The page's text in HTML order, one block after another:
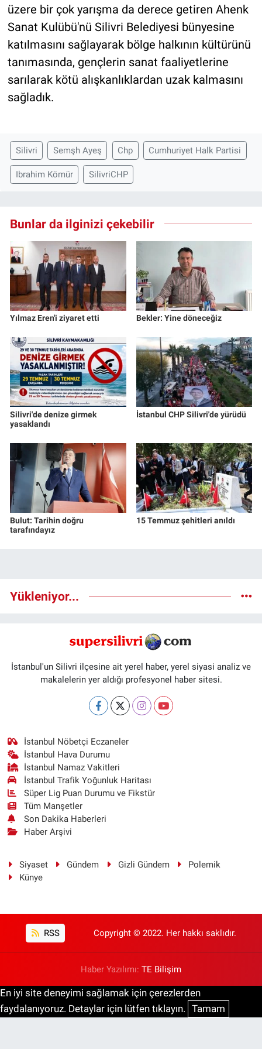
üzere bir çok yarışma da derece getiren Ahenk
Sanat Kulübü'nü Silivri Belediyesi bünyesine
katılmasını sağlayarak bölge halkının kültürünü
tanımasında, gençlerin sanat faaliyetlerine
sarılarak kötü alışkanlıklardan uzak kalmasını
sağladık.
Silivri Semşh Ayeş Chp Cumhuriyet Halk Partisi
Ibrahim Kömür SilivriCHP
Bunlar da ilginizi çekebilir
Yılmaz Eren'i ziyaret etti Bekler: Yine döneceğiz
Silivri'de denize girmek
yasaklandı
İstanbul CHP Silivri'de yürüdü
Bulut: Tarihin doğru
tarafındayız
15 Temmuz şehitleri anıldı
Yükleniyor...
İstanbul'un Silivri ilçesine ait yerel haber, yerel siyasi analiz ve
makalelerin yer aldığı profesyonel haber sitesi.
İstanbul Nöbetçi Eczaneler
İstanbul Hava Durumu
İstanbul Namaz Vakitleri
İstanbul Trafik Yoğunluk Haritası
Süper Lig Puan Durumu ve Fikstür
Tüm Manşetler
Son Dakika Haberleri
Haber Arşivi
Siyaset Gündem Gizli Gündem
Polemik
Künye
RSS Copyright © 2022. Her hakkı saklıdır.
Haber Yazılımı: TE Bilişim
En iyi site deneyimi sağlamak için çerezlerden
faydalanıyoruz. Detaylar için lütfen tıklayın. Tamam